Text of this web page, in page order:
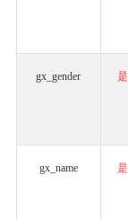
gx_gender 是
gx_name 是